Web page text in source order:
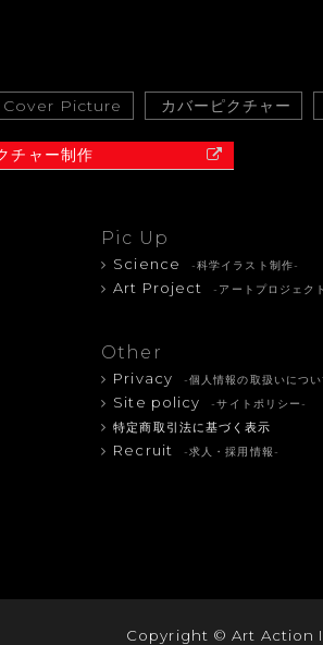
Cover Picture カバーピクチャー
チャー制作
Pic Up
Science -科学イラスト制作-
Art Project -アートプロジェク
Other
Privacy -個人情報の取扱いにつ
Site policy
-サイトポリシー-
特定商取引法に基づく表示
Recruit -求人・採用情報-
Copyright © Art Action